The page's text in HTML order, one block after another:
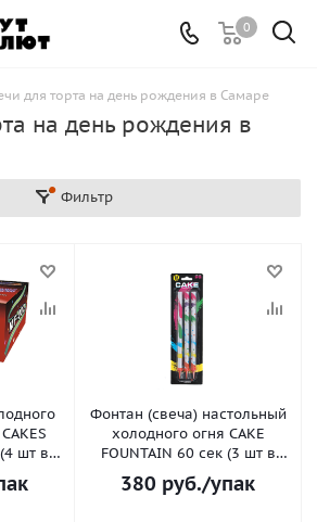
0
для торта на день рождения в Самаре
на день рождения в
Фильтр
шт в
Фонтан (свеча) настольный
холодного огня CAKE
FOUNTAIN 60 сек (3 шт в
упак) 23 см
380 руб./упак